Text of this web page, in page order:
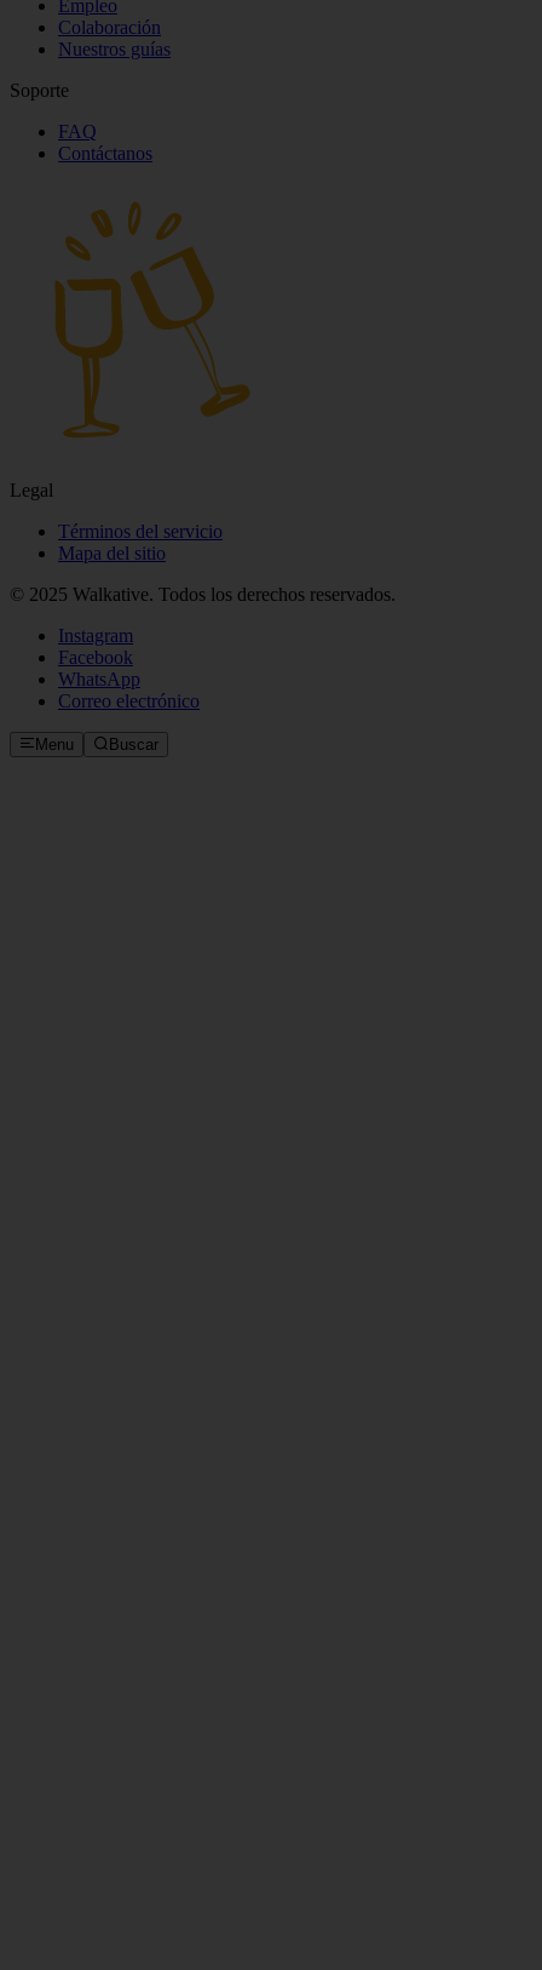
Empleo
Colaboración
Nuestros guías
Soporte
FAQ
Contáctanos
Legal
Términos del servicio
Mapa del sitio
© 2025 Walkative. Todos los derechos reservados.
Instagram
Facebook
WhatsApp
Correo electrónico
Menu Buscar